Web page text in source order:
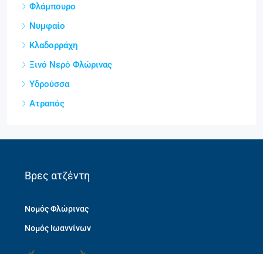
Φλάμπουρο
Νυμφαίο
Κλαδορράχη
Ξινό Νερό Φλώρινας
Υδρούσσα
Ατραπός
Βρες ατζέντη
Νομός Φλώρινας
Νομός Ιωαννίνων